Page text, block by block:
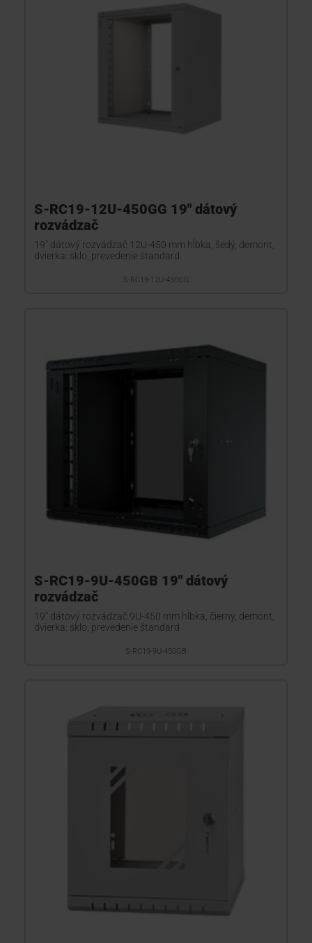
S-RC19-12U-450GG 19" dátový
rozvádzač
19" dátový rozvádzač 12U-450 mm hĺbka, šedý, demont,
dvierka: sklo, prevedenie štandard
S-RC19-12U-450GG
S-RC19-9U-450GB 19" dátový
rozvádzač
19" dátový rozvádzač 9U-450 mm hĺbka, čierny, demont,
dvierka: sklo, prevedenie štandard
S-RC19-9U-450GB